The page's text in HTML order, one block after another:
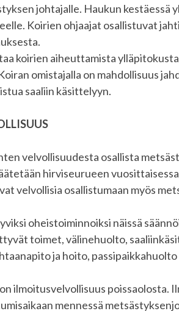
johtajalle. Haukun kestäessä
Koirien ohjaajat osallistuvat
koirien aiheuttamista
omistajalla on mahdollisuus
saaliin käsittelyyn.
velvollisuudesta osallista
hirviseurueen
velvollisia osallistumaan myös
oheistoiminnoiksi näissä
toimet, välinehuolto,
ja hoito,
ilmoitusvelvollisuus poissaolosta.
mennessä